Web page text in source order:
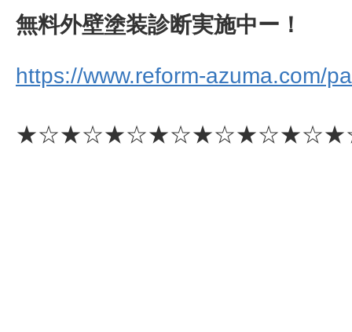
無料外壁塗装診断実施中ー！
https://www.reform-azuma.com/